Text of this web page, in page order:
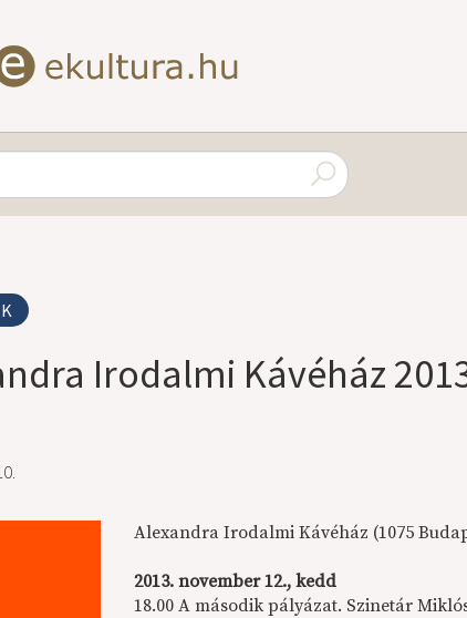
Irodalmi Kávéház
Alexandra Irodalmi Kávéház (1075
2013. november 12., kedd
18.00 A második pályázat. Szinetár